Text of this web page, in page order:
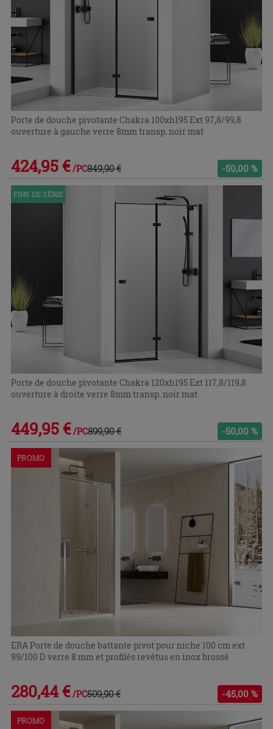
Porte de douche pivotante Chakra 100xh195 Ext 97,8/99,8
ouverture à gauche verre 8mm transp. noir mat
424,95 € /PC849,90 € -50,00 %
FINS DE SÉRIE
Porte de douche pivotante Chakra 120xh195 Ext 117,8/119,8
ouverture à droite verre 8mm transp. noir mat
449,95 € /PC899,90 € -50,00 %
PROMO
ERA Porte de douche battante pivot pour niche 100 cm ext
99/100 D verre 8 mm et profilés revêtus en inox brossé
280,44 € /PC509,90 € -45,00 %
PROMO